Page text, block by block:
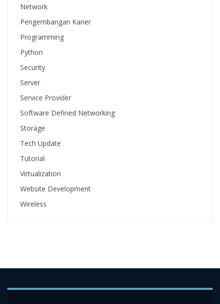
Network
Pengembangan Karier
Programming
Python
Security
Server
Service Provider
Software Defined Networking
Storage
Tech Update
Tutorial
Virtualization
Website Development
Wireless